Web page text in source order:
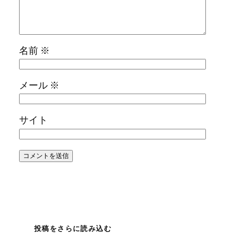
名前 ※
メール ※
サイト
投稿をさらに読み込む